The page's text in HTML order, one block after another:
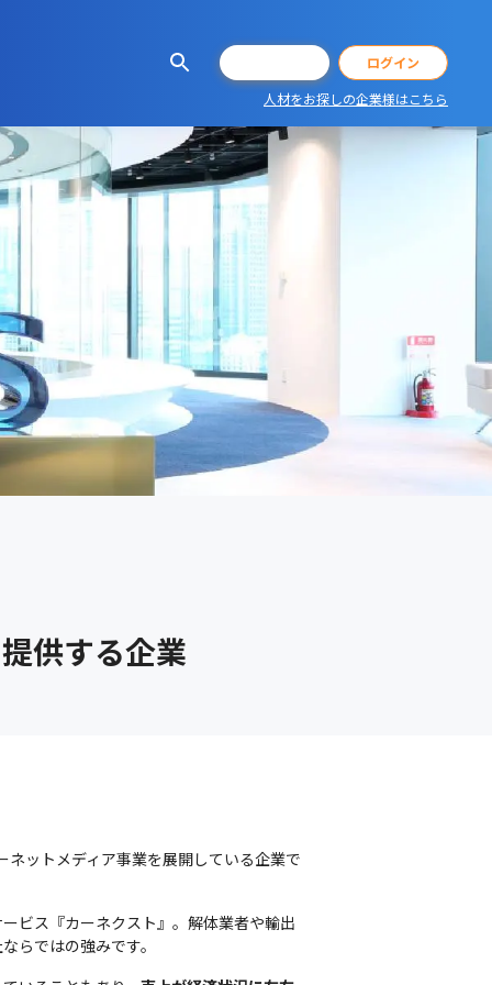
ログイン
人材をお探しの企業様はこちら
供する企業
ットメディア事業を展開している企業で
ビス『カーネクスト』。解体業者や輸出
らではの強みです。